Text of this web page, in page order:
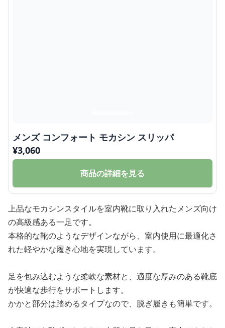
メンズ コンフォート モカシン スリッパ
¥3,060
商品の詳細を見る
上品なモカシンスタイルを室内靴に取り入れたメンズ向け
の高級感ある一足です。
本格的な靴のようなデザインながら、室内使用に最適化さ
れた軽やかな履き心地を実現しています。
足を包み込むような柔軟な素材と、適度な厚みのある靴底
が快適な歩行をサポートします。
かかと部分は踏めるタイプなので、脱ぎ履きも簡単です。